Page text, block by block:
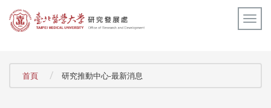
首頁 研究推動中心-最新消息